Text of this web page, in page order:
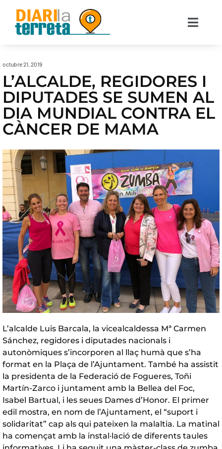
octubre 21, 2019
L’ALCALDE, REGIDORES I
DIPUTADES SE SUMEN AL
DIA MUNDIAL CONTRA EL
CÀNCER DE MAMA
L’alcalde Luis Barcala, la vicealcaldessa Mª Carmen
Sánchez, regidores i diputades nacionals i
autonòmiques s’incorporen al llaç humà que s’ha
format en la Plaça de l’Ajuntament. També ha assistit
la presidenta de la Federació de Fogueres, Toñi
Martín-Zarco i juntament amb la Bellea del Foc,
Isabel Bartual, i les seues Dames d’Honor. El primer
edil mostra, en nom de l’Ajuntament, el “suport i
solidaritat” cap als qui pateixen la malaltia. La matinal
ha començat amb la instal·lació de diferents taules